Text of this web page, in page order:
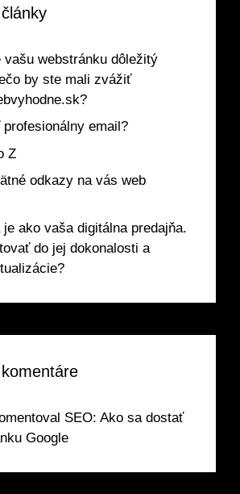
vašu webstránku dôležitý
by ste mali zvážiť
email?
Z
odkazy na vás web
ako vaša digitálna predajňa.
do jej dokonalosti a
SEO: Ako sa dostať
Google